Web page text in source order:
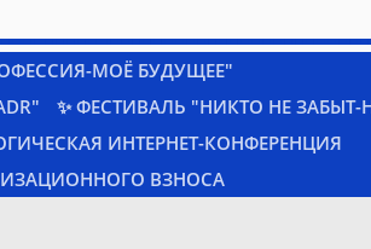
МОЁ БУДУЩЕЕ"
✨ ФЕСТИВАЛЬ "НИКТО НЕ
ИНТЕРНЕТ-КОНФЕРЕНЦИЯ
ВЗНОСА